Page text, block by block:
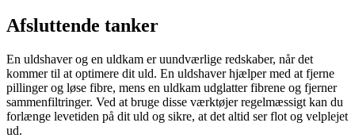
Afsluttende tanker
En uldshaver og en uldkam er uundværlige redskaber, når det
kommer til at optimere dit uld. En uldshaver hjælper med at fjerne
pillinger og løse fibre, mens en uldkam udglatter fibrene og fjerner
sammenfiltringer. Ved at bruge disse værktøjer regelmæssigt kan du
forlænge levetiden på dit uld og sikre, at det altid ser flot og velplejet
ud.